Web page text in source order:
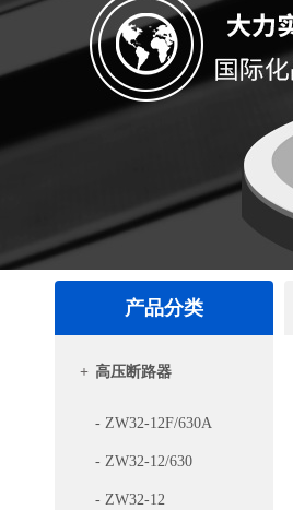
产品分类
+ 高压断路器
- ZW32-12F/630A
- ZW32-12/630
- ZW32-12